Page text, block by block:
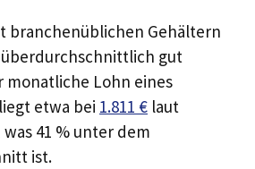
branchenüblichen Gehältern
überdurchschnittlich gut
monatliche Lohn eines
etwa bei 1.811 € laut
41 % unter dem
ist.